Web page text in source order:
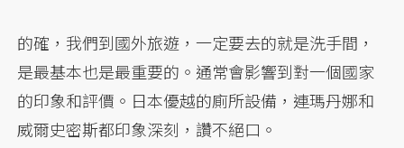
的確，我們到國外旅遊，一定要去的就是洗手間，
是最基本也是最重要的。通常會影響到對一個國家
的印象和評價。日本優越的廁所設備，連瑪丹娜和
威爾史密斯都印象深刻，讚不絕口。